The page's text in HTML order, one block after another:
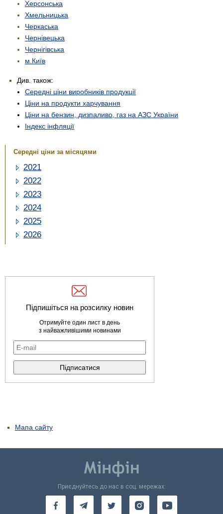
Херсонська
Хмельницька
Черкаська
Чернівецька
Чернігівська
м.Київ
Див. також:
Середні ціни виробників продукції
Ціни на продукти харчування
Ціни на бензин, дизпаливо, газ на АЗС України
Індекс інфляції
Середні ціни за місяцями
2021
2022
2023
2024
2025
2026
Підпишіться на розсилку новин
Отримуйте один лист в день
з найважливішими новинами
Мапа сайту
Приєднуйтесь до нас в соц. мережах: